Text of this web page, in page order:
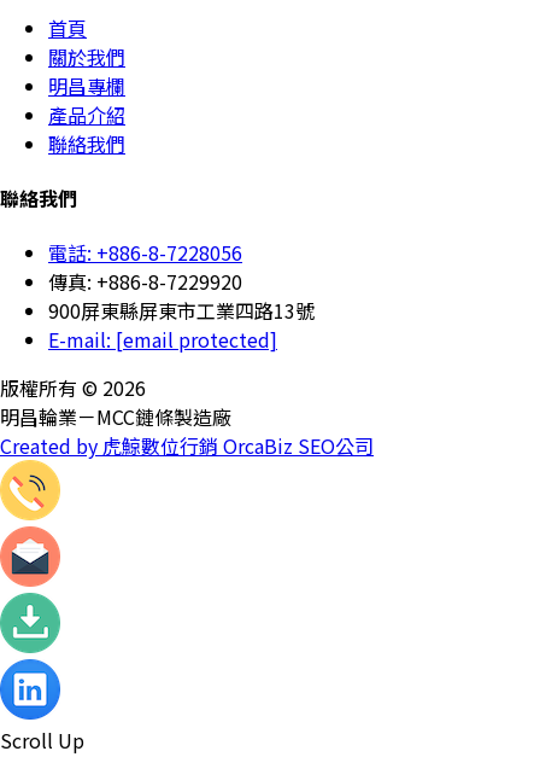
首頁
關於我們
明昌專欄
產品介紹
聯絡我們
聯絡我們
電話: +886-8-7228056
傳真: +886-8-7229920
900屏東縣屏東市工業四路13號
E-mail: [email protected]
版權所有 © 2026
明昌輪業－MCC鏈條製造廠
Created by 虎鯨數位行銷 OrcaBiz SEO公司
Scroll Up